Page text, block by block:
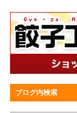
ブログ内検索